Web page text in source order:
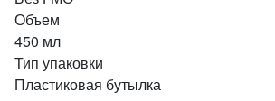
Объем
450 мл
Тип упаковки
Пластиковая бутылка